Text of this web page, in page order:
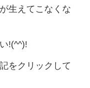
生えてこなくな
!(^^)!
をクリックして